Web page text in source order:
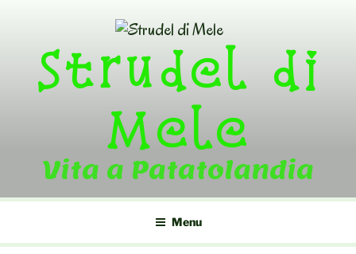
contentStrudel di
Mele
Vita a Patatolandia
Menu